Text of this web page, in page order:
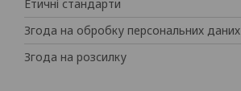
Етичні стандарти
Згода на обробку персональних даних
Згода на розсилку